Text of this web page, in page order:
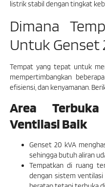
listrik stabil dengan tingkat
Dimana
Untuk Genset
Tempat yang tepat untuk
mempertimbangkan
efisiensi, dan kenyamanan.
Area
Ventilasi Baik
Genset 20 kVA
sehingga butuh aliran
Tempatkan di ruang
dengan sistem